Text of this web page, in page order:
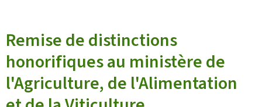
Remise de distinctions
honorifiques au ministère de
l'Agriculture, de l'Alimentation